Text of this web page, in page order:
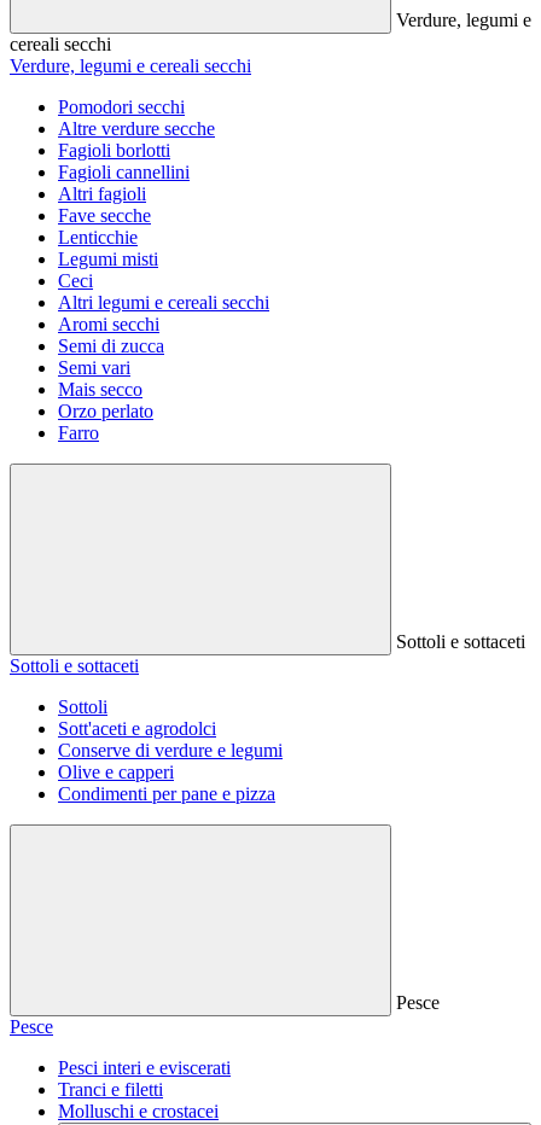
Verdure, legumi e
cereali secchi
Verdure, legumi e cereali secchi
Pomodori secchi
Altre verdure secche
Fagioli borlotti
Fagioli cannellini
Altri fagioli
Fave secche
Lenticchie
Legumi misti
Ceci
Altri legumi e cereali secchi
Aromi secchi
Semi di zucca
Semi vari
Mais secco
Orzo perlato
Farro
Sottoli e sottaceti
Sottoli e sottaceti
Sottoli
Sott'aceti e agrodolci
Conserve di verdure e legumi
Olive e capperi
Condimenti per pane e pizza
Pesce
Pesce
Pesci interi e eviscerati
Tranci e filetti
Molluschi e crostacei